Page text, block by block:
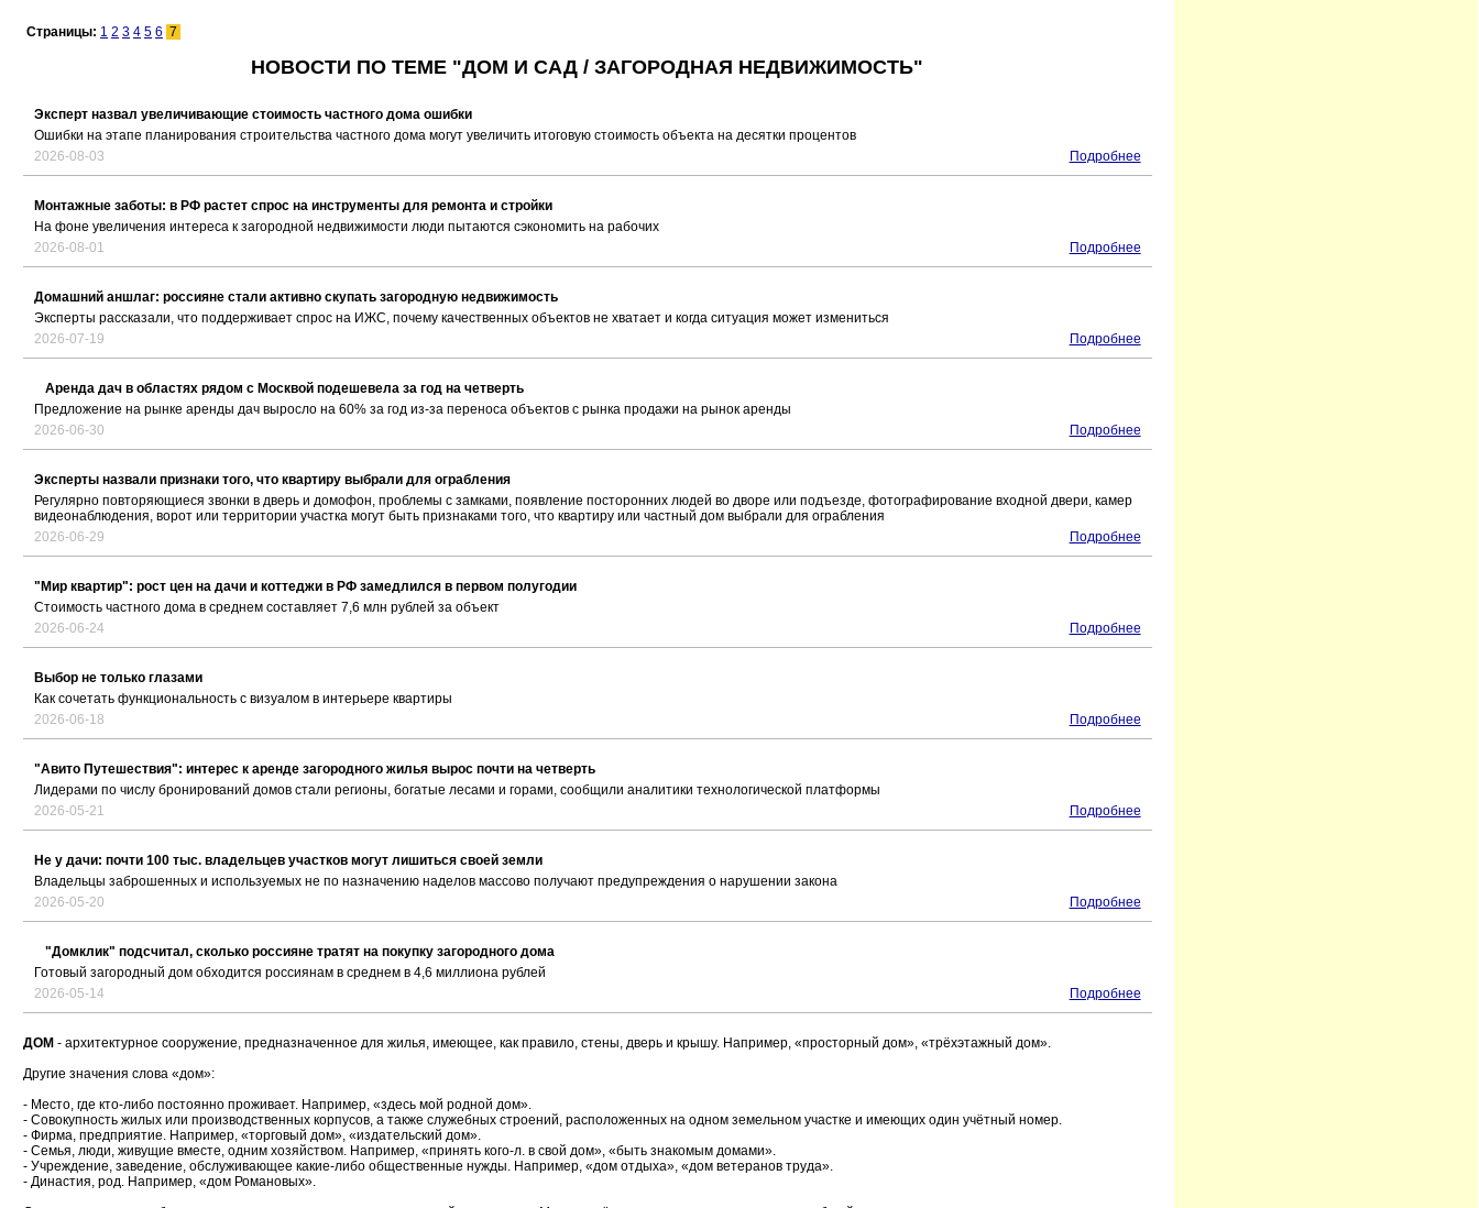
Страницы: 1 2 3 4 5 6 7
НОВОСТИ ПО ТЕМЕ "ДОМ И САД / ЗАГОРОДНАЯ НЕДВИЖИМОСТЬ"
Эксперт назвал увеличивающие стоимость частного дома ошибки
Ошибки на этапе планирования строительства частного дома могут увеличить итоговую стоимость объекта на десятки процентов
2026-08-03
Подробнее
Монтажные заботы: в РФ растет спрос на инструменты для ремонта и стройки
На фоне увеличения интереса к загородной недвижимости люди пытаются сэкономить на рабочих
2026-08-01
Подробнее
Домашний аншлаг: россияне стали активно скупать загородную недвижимость
Эксперты рассказали, что поддерживает спрос на ИЖС, почему качественных объектов не хватает и когда ситуация может измениться
2026-07-19
Подробнее
Аренда дач в областях рядом с Москвой подешевела за год на четверть
Предложение на рынке аренды дач выросло на 60% за год из-за переноса объектов с рынка продажи на рынок аренды
2026-06-30
Подробнее
Эксперты назвали признаки того, что квартиру выбрали для ограбления
Регулярно повторяющиеся звонки в дверь и домофон, проблемы с замками, появление посторонних людей во дворе или подъезде, фотографирование входной двери, камер
видеонаблюдения, ворот или территории участка могут быть признаками того, что квартиру или частный дом выбрали для ограбления
2026-06-29
Подробнее
"Мир квартир": рост цен на дачи и коттеджи в РФ замедлился в первом полугодии
Стоимость частного дома в среднем составляет 7,6 млн рублей за объект
2026-06-24
Подробнее
Выбор не только глазами
Как сочетать функциональность с визуалом в интерьере квартиры
2026-06-18
Подробнее
"Авито Путешествия": интерес к аренде загородного жилья вырос почти на четверть
Лидерами по числу бронирований домов стали регионы, богатые лесами и горами, сообщили аналитики технологической платформы
2026-05-21
Подробнее
Не у дачи: почти 100 тыс. владельцев участков могут лишиться своей земли
Владельцы заброшенных и используемых не по назначению наделов массово получают предупреждения о нарушении закона
2026-05-20
Подробнее
"Домклик" подсчитал, сколько россияне тратят на покупку загородного дома
Готовый загородный дом обходится россиянам в среднем в 4,6 миллиона рублей
2026-05-14
Подробнее
ДОМ - архитектурное сооружение, предназначенное для жилья, имеющее, как правило, стены, дверь и крышу. Например, «просторный дом», «трёхэтажный дом».
Другие значения слова «дом»:
- Место, где кто-либо постоянно проживает. Например, «здесь мой родной дом».
- Совокупность жилых или производственных корпусов, а также служебных строений, расположенных на одном земельном участке и имеющих один учётный номер.
- Фирма, предприятие. Например, «торговый дом», «издательский дом».
- Семья, люди, живущие вместе, одним хозяйством. Например, «принять кого-л. в свой дом», «быть знакомым домами».
- Учреждение, заведение, обслуживающее какие-либо общественные нужды. Например, «дом отдыха», «дом ветеранов труда».
- Династия, род. Например, «дом Романовых».